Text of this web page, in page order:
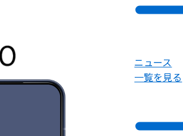
ニュース
一覧を見る